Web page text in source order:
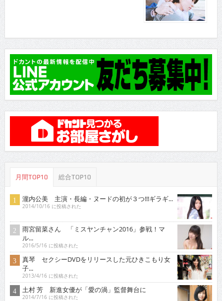
月間TOP10 総合TOP10
瀧内公美 主演・長編・ヌードの初が３つ!!!ギラギ...
2014/10/16 に投稿された
雨宮留菜さん 「ミスヤンチャン2016」参戦！マ
ル...
2016/5/16 に投稿された
真琴 セクシーDVDをリリースした元ひきこもり女
子...
2013/4/16 に投稿された
土村 芳 新進女優が「愛の渦」監督舞台に
2014/7/16 に投稿された